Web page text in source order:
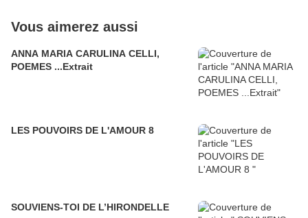
Vous aimerez aussi
ANNA MARIA CARULINA CELLI,
POEMES ...Extrait
LES POUVOIRS DE L'AMOUR 8
SOUVIENS-TOI DE L’HIRONDELLE